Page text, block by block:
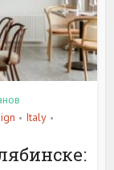
• Italy •